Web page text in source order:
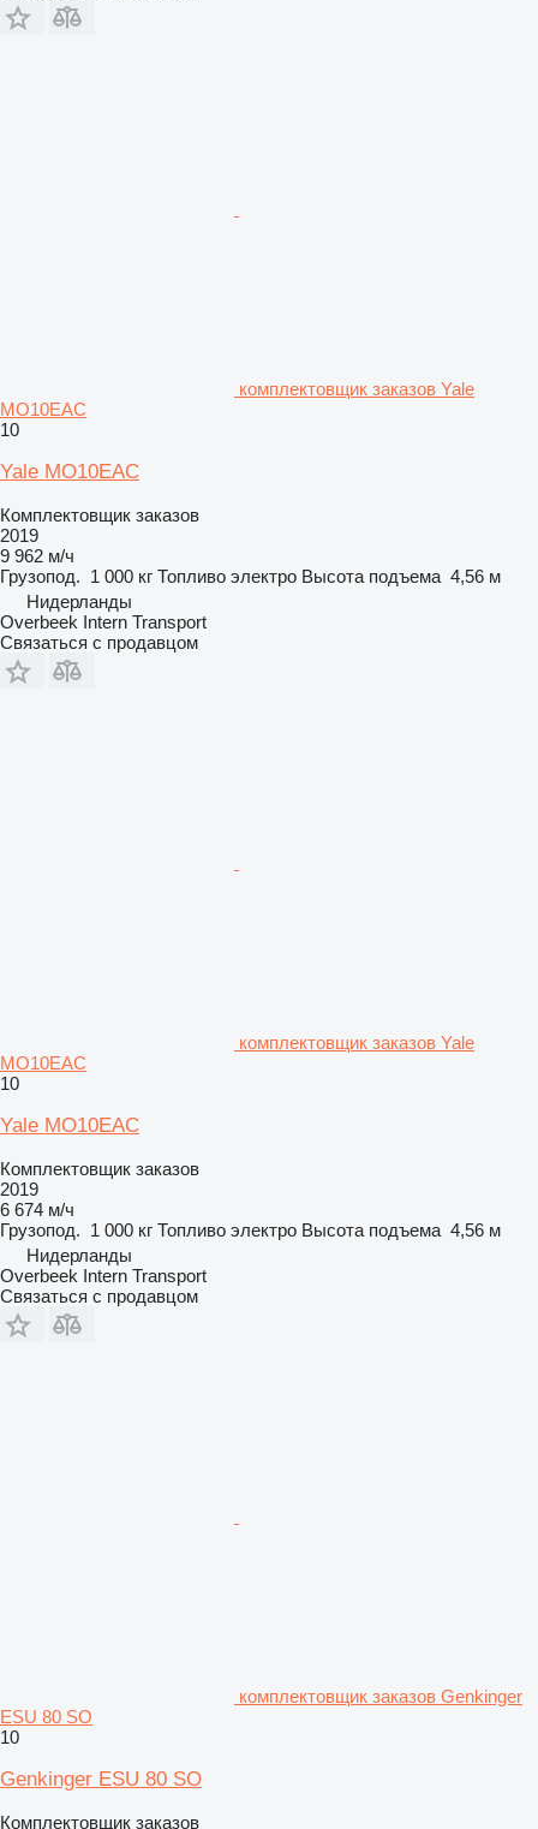
комплектовщик заказов Yale
MO10EAC
10
Yale MO10EAC
Комплектовщик заказов
2019
9 962 м/ч
Грузопод. 1 000 кг Топливо электро Высота подъема 4,56 м
Нидерланды
Overbeek Intern Transport
Связаться с продавцом
комплектовщик заказов Yale
MO10EAC
10
Yale MO10EAC
Комплектовщик заказов
2019
6 674 м/ч
Грузопод. 1 000 кг Топливо электро Высота подъема 4,56 м
Нидерланды
Overbeek Intern Transport
Связаться с продавцом
комплектовщик заказов Genkinger
ESU 80 SO
10
Genkinger ESU 80 SO
Комплектовщик заказов